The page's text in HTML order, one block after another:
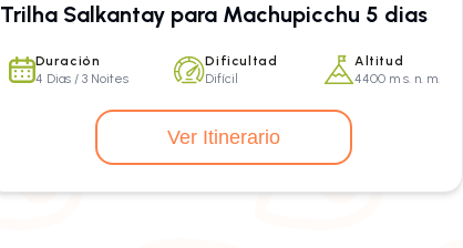
Trilha Salkantay para Machupicchu 5 dias
Duración
4 Dias / 3 Noites
Dificultad
Difícil
Altitud
4400 m s. n. m.
Ver Itinerario